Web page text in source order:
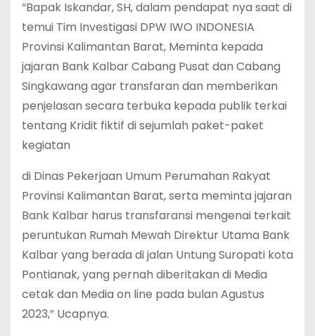
“Bapak Iskandar, SH, dalam pendapat nya saat di
temui Tim Investigasi DPW IWO INDONESIA
Provinsi Kalimantan Barat, Meminta kepada
jajaran Bank Kalbar Cabang Pusat dan Cabang
Singkawang agar transfaran dan memberikan
penjelasan secara terbuka kepada publik terkai
tentang Kridit fiktif di sejumlah paket-paket
kegiatan
di Dinas Pekerjaan Umum Perumahan Rakyat
Provinsi Kalimantan Barat, serta meminta jajaran
Bank Kalbar harus transfaransi mengenai terkait
peruntukan Rumah Mewah Direktur Utama Bank
Kalbar yang berada di jalan Untung Suropati kota
Pontianak, yang pernah diberitakan di Media
cetak dan Media on line pada bulan Agustus
2023,” Ucapnya.